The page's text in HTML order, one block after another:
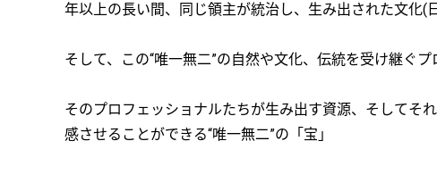
年以上の長い間、同じ領主が統治し、生み出された文化(
そして、この“唯一無二”の自然や文化、伝統を受け継ぐプ
そのプロフェッショナルたちが生み出す資源、そしてそ
感させることができる“唯一無二”の「宝」